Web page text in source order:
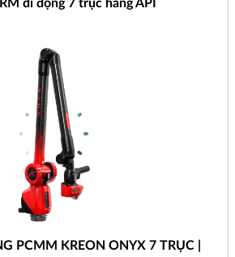
di động 7 trục hãng API
PCMM KREON ONYX 7 TRỤC |